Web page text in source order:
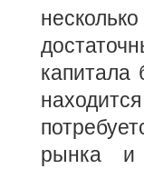
капитала
рынка и